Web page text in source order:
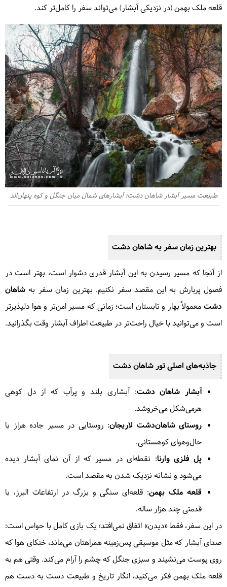
قلعه ملک بهمن (در نزدیکی آبشار) می‌تواند سفر را کامل‌تر کند.
طبیعت مسیر آبشار شاهان دشت؛ آبشارهای شمال میان جنگل و کوه پنهان‌اند
بهترین زمان سفر بهشاهان دشت
از آنجا که مسیر رسیدن به این آبشار قدری دشوار است، بهتر است در
فصول پربارش به این مقصد سفر نکنیم. بهترین زمان سفر به شاهان
دشت معمولاً بهار و تابستان است؛ زمانی که مسیر امن‌تر و هوا دلپذیرتر
است و می‌توانید با خیال راحت‌تر در طبیعت اطراف آبشار وقت بگذرانید.
جاذبه‌های اصلی تورشاهان دشت
آبشار شاهان دشت: آبشاری بلند و پرآب که از دل کوهی
هرمی‌شکل می‌خروشد.
روستای شاهان‌دشت لاریجان: روستایی در مسیر جاده هراز با
حال‌وهوای کوهستانی.
پل فلزی وارنا: نقطه‌ای در مسیر که از آن نمای آبشار دیده
می‌شود و نشانه نزدیک شدن به مقصد است.
قلعه ملک بهمن: قلعه‌ای سنگی و بزرگ در ارتفاعات البرز، با
قدمتی چند هزار ساله.
در این سفر، فقط «دیدن» اتفاق نمی‌افتد؛ یک بازی کامل با حواس است:
صدای آبشار که مثل موسیقی پس‌زمینه همراهتان می‌ماند، خنکای هوا که
روی پوست می‌نشیند و سبزی جنگل که چشم را آرام می‌کند. وقتی هم به
قلعه ملک بهمن فکر می‌کنید، انگار تاریخ و طبیعت دست به دست هم